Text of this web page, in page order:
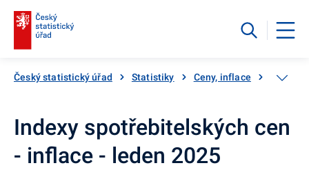
Český statistický úřad Statistiky Ceny, inflace
Indexy spotřebitelských cen
- inflace - leden 2025